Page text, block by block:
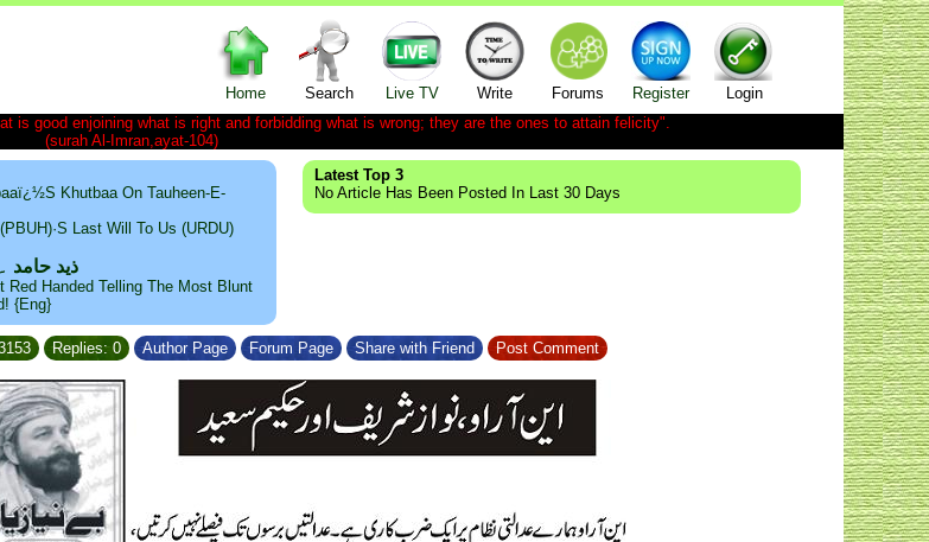
Home Search Live TV Write Forums Register
Login
is good enjoining what is right and forbidding what is wrong; they are the ones to attain felicity".
(surah Al-Imran,ayat-104)
Khutbaa On Tauheen-E-
Last Will To Us (URDU)
ذید
Red Handed Telling The Most Blunt
{Eng}
Latest Top 3
No Article Has Been Posted In Last 30 Days
Replies: 0 Author Page Forum Page Share with Friend Post Comment